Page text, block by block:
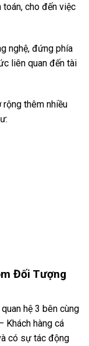
cho đến việc
nghệ, đứng phía
liên quan đến tài
thêm nhiều
Đối Tượng
hệ 3 bên cùng
Khách hàng cá
có sự tác động